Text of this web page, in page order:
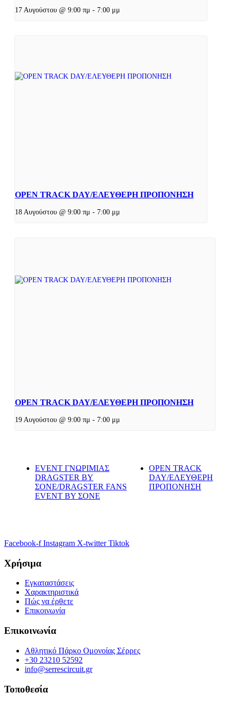
17 Αυγούστου @ 9:00 πμ - 7:00 μμ
OPEN TRACK DAY/ΕΛΕΥΘΕΡΗ ΠΡΟΠΟΝΗΣΗ
18 Αυγούστου @ 9:00 πμ - 7:00 μμ
OPEN TRACK DAY/ΕΛΕΥΘΕΡΗ ΠΡΟΠΟΝΗΣΗ
19 Αυγούστου @ 9:00 πμ - 7:00 μμ
EVENT ΓΝΩΡΙΜΙΑΣ
DRAGSTER BY
ΣΟΝΕ/DRAGSTER FANS
EVENT BY ΣΟΝΕ
OPEN TRACK
DAY/ΕΛΕΥΘΕΡΗ
ΠΡΟΠΟΝΗΣΗ
Facebook-f Instagram X-twitter Tiktok
Χρήσιμα
Εγκαταστάσεις
Χαρακτηριστικά
Πώς να έρθετε
Επικοινωνία
Επικοινωνία
Αθλητικό Πάρκο Ομονοίας Σέρρες
+30 23210 52592
info@serrescircuit.gr
Τοποθεσία